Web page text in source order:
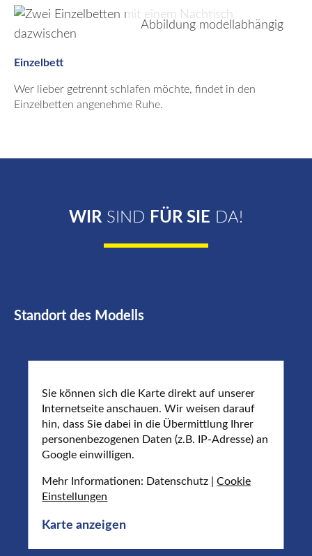
Abbildung modellabhängig
Einzelbett
Wer lieber getrennt schlafen möchte, findet in den
Einzelbetten angenehme Ruhe.
WIRSIND FÜR SIE DA!
Standort des Modells
Sie können sich die Karte direkt auf unserer
Internetseite anschauen. Wir weisen darauf
hin, dass Sie dabei in die Übermittlung Ihrer
personenbezogenen Daten (z.B. IP-Adresse) an
Google einwilligen.
Mehr Informationen: Datenschutz |Cookie
Einstellungen
Karte anzeigen